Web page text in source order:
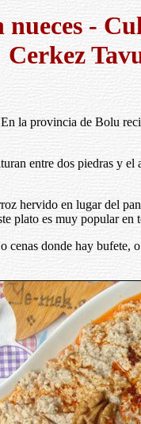
nueces -
Cerkez
la provincia de Bolu
entre dos piedras y el
hervido en lugar del
plato es muy popular en
cenas donde hay bufete,